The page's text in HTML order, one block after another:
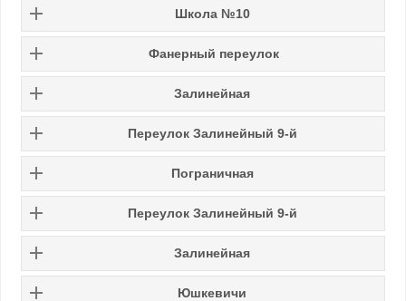
Школа №10
Фанерный переулок
Залинейная
Переулок Залинейный 9-й
Пограничная
Переулок Залинейный 9-й
Залинейная
Юшкевичи